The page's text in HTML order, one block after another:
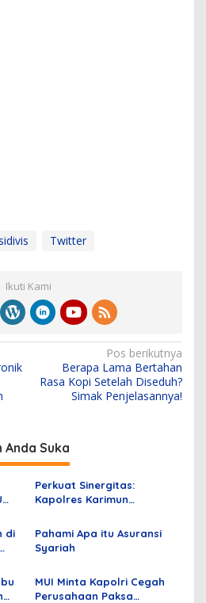
Twitter
Ikuti Kami
Pos berikutnya
Berapa Lama Bertahan
Rasa Kopi Setelah Diseduh?
Simak Penjelasannya!
Suka
Perkuat Sinergitas:
Kapolres Karimun
dan MUI
di
Pahami Apa itu Asuransi
Syariah
MUI Minta Kapolri Cegah
Perusahaan Paksa